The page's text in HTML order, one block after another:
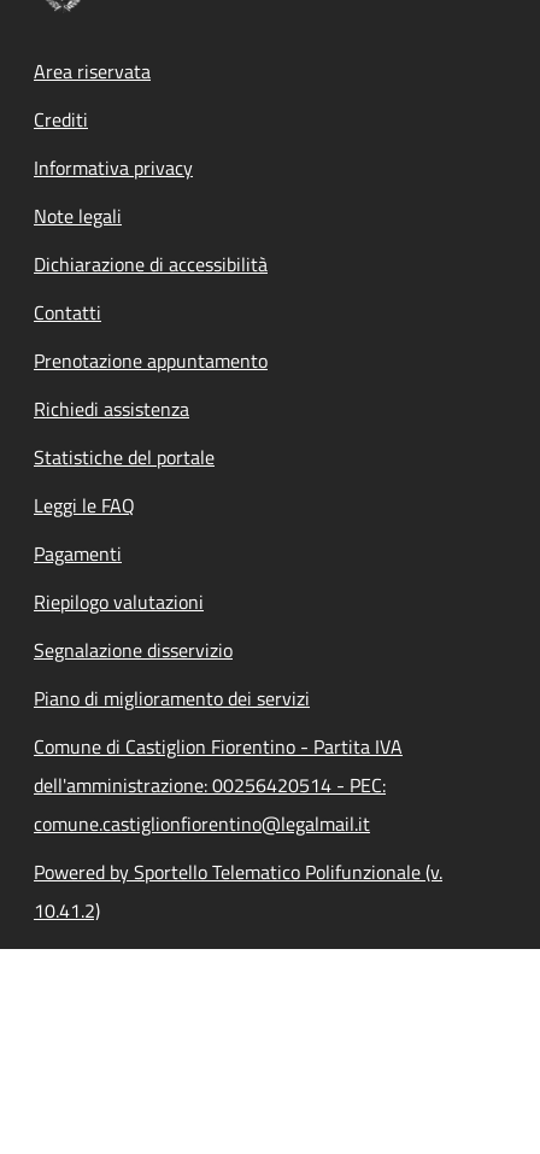
Footer menu
Area riservata
Crediti
Informativa privacy
Note legali
Dichiarazione di accessibilità
Contatti
Prenotazione appuntamento
Richiedi assistenza
Statistiche del portale
Leggi le FAQ
Pagamenti
Riepilogo valutazioni
Segnalazione disservizio
Piano di miglioramento dei servizi
Comune di Castiglion Fiorentino - Partita IVA
dell'amministrazione: 00256420514 - PEC:
comune.castiglionfiorentino@legalmail.it
Powered by Sportello Telematico Polifunzionale (v.
10.41.2)